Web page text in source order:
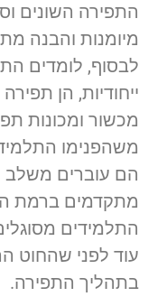
התפירה השונים
מיומנות והבנה
לבסוף, לומדים
ייחודיות, הן
מכשור ומכונות
משהפנימו
הם עוברים משלב
מתקדמים ברמת
התלמידים
עוד לפני שהחוט
בתהליך התפירה.